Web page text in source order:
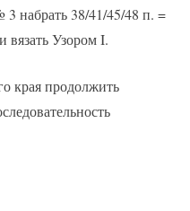
набрать 38/41/45/48 п. =
вязать Узором I.
края продолжить